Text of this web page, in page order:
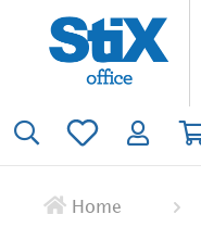
springen
Du hast 0
Home